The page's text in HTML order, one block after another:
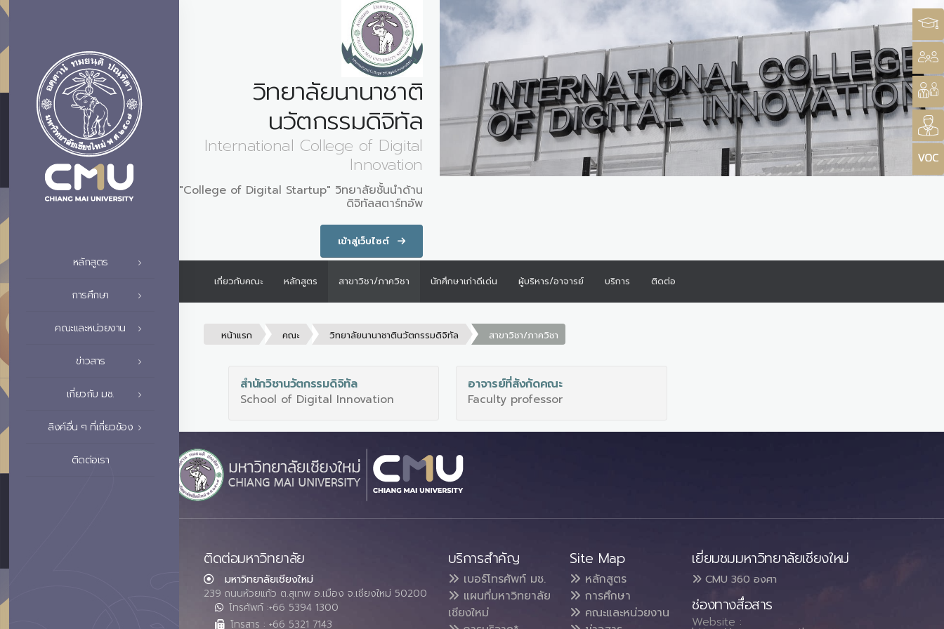
หลักสูตร
การศึกษา
คณะและหน่วยงาน
ข่าวสาร
เกี่ยวกับ มช.
ลิงค์อื่น ๆ ที่เกี่ยวข้อง
ติดต่อเรา
วิทยาลัยนานาชาติ
นวัตกรรมดิจิทัล
International College of Digital
Innovation
"College of Digital Startup" วิทยาลัยชั้นนำด้าน
ดิจิทัลสตาร์ทอัพ
เข้าสู่เว็บไซต์
เกี่ยวกับคณะ หลักสูตร สาขาวิชา/ภาควิชา นักศึกษาเก่าดีเด่น ผู้บริหาร/อาจารย์ บริการ ติดต่อ
หน้าแรก คณะ วิทยาลัยนานาชาตินวัตกรรมดิจิทัล สาขาวิชา/ภาควิชา
สำนักวิชานวัตกรรมดิจิทัล
School of Digital Innovation
อาจารย์ที่สังกัดคณะ
Faculty professor
ติดต่อมหาวิทยาลัย
มหาวิทยาลัยเชียงใหม่
239 ถนนห้วยแก้ว ต.สุเทพ อ.เมือง จ.เชียงใหม่ 50200
โทรศัพท์ :+66 5394 1300
โทรสาร : +66 5321 7143
บริการสำคัญ
เบอร์โทรศัพท์ มช.
แผนที่มหาวิทยาลัย
เชียงใหม่
Site Map
หลักสูตร
การศึกษา
คณะและหน่วยงาน
เยี่ยมชมมหาวิทยาลัยเชียงใหม่
CMU 360 องศา
ช่องทางสื่อสาร
Website :